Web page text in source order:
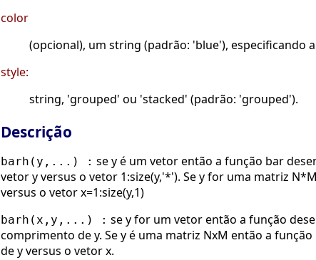
color
(opcional), um string (padrão: 'blue'), especificando
style:
string, 'grouped' ou 'stacked' (padrão: 'grouped').
Descrição
barh(y,...) : se y é um vetor então a função bar
vetor y versus o vetor 1:size(y,'*'). Se y for uma matriz
versus o vetor x=1:size(y,1)
barh(x,y,...) : se y for um vetor então a função
comprimento de y. Se y é uma matriz NxM então a
de y versus o vetor x.